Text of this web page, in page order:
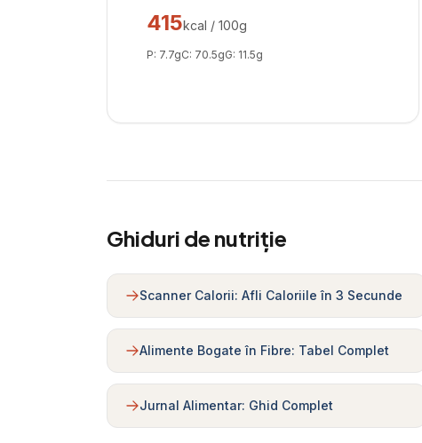
415kcal / 100g
P: 7.7gC: 70.5gG: 11.5g
Ghiduri de nutriție
Scanner Calorii: Afli Caloriile în 3 Secunde
Alimente Bogate în Fibre: Tabel Complet
Jurnal Alimentar: Ghid Complet